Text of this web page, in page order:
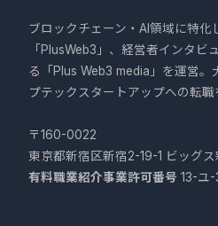
ブロックチェーン・AI領域に特化
「PlusWeb3」、経営者インタビ
る「Plus Web3 media」を運営。
プテックスタートアップへの転職
〒160-0022
東京都新宿区新宿2-19-1 ビッグ
有料職業紹介事業許可番号 13-ユ-